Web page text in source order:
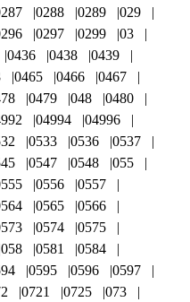
0288 0289
029
0297 0299
03
0436 0438
0439
0465 0466
0467
0479 048
0480
04994
04996
0533 0536
0537
0547 0548
055
0556
0557
0565
0566
0574
0575
058 0581
0584
0595 0596
0597
0721 0725
073